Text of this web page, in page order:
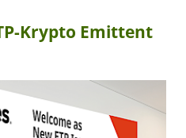
Krypto Emittent